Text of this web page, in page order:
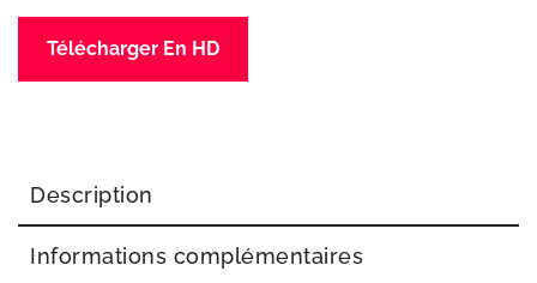
Télécharger En HD
Description
Informations complémentaires